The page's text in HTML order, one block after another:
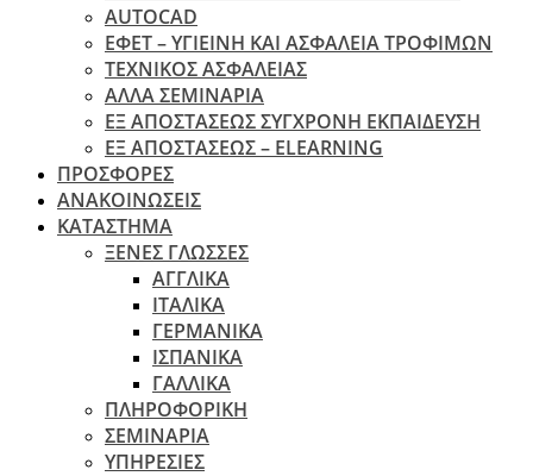
ΑUTOCAD
ΕΦΕΤ – ΥΓΙΕΙΝΗ ΚΑΙ ΑΣΦΑΛΕΙΑ ΤΡΟΦΙΜΩΝ
ΤΕΧΝΙΚΟΣ ΑΣΦΑΛΕΙΑΣ
ΆΛΛΑ ΣΕΜΙΝΑΡΙΑ
EΞ ΑΠΟΣΤΑΣΕΩΣ ΣΥΓΧΡΟΝΗ ΕΚΠΑΙΔΕΥΣΗ
ΕΞ ΑΠΟΣΤΑΣΕΩΣ – ELEARNING
ΠΡΟΣΦΟΡΕΣ
ΑΝΑΚΟΙΝΩΣΕΙΣ
ΚΑΤΑΣΤΗΜΑ
ΞΕΝΕΣ ΓΛΩΣΣΕΣ
ΑΓΓΛΙΚΑ
ΙΤΑΛΙΚΑ
ΓΕΡΜΑΝΙΚΑ
ΙΣΠΑΝΙΚΑ
ΓΑΛΛΙΚΑ
ΠΛΗΡΟΦΟΡΙΚΗ
ΣΕΜΙΝΑΡΙΑ
ΥΠΗΡΕΣΙΕΣ